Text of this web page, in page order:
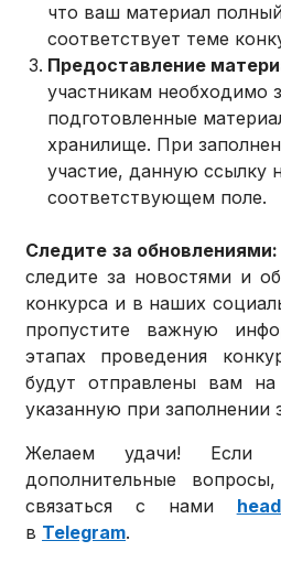
что ваш материал
соответствует теме
Предоставление
участникам необходимо
подготовленные
хранилище. При
участие, данную ссылку
соответствующем поле.
Следите за обновлениями:
следите за новостями и
конкурса и в наших
пропустите важную
этапах проведения
будут отправлены вам
указанную при заполнении
Желаем удачи! Если
дополнительные
связаться с нами
в Telegram.